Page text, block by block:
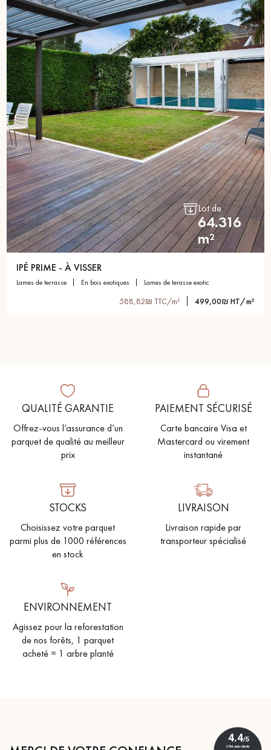
Lot de
64.316
m²
IPÉ PRIME - À VISSER
lames de terrasse en bois exotiques lames de terasse exotic
588,82₪ TTC/m² 499,00₪ HT/m²
QUALITÉ GARANTIE
Offrez-vous l’assurance d’un
parquet de qualité au meilleur
prix
PAIEMENT SÉCURISÉ
Carte bancaire Visa et
Mastercard ou virement
instantané
STOCKS
Choisissez votre parquet
parmi plus de 1000 références
en stock
LIVRAISON
Livraison rapide par
transporteur spécialisé
ENVIRONNEMENT
Agissez pour la reforestation
de nos forêts, 1 parquet
acheté = 1 arbre planté